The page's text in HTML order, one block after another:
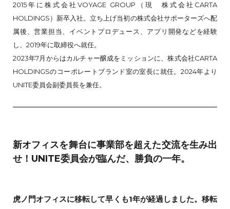
2015年に株式会社VOYAGE GROUP（現 株式会社CARTA
HOLDINGS）新卒入社。立ち上げ当初の株式会社サポーターズへ配
属後、営業担当、イベントプロデュース、アプリ開発などを経験
し、2019年に取締役へ就任。
2023年7月からはカルチャー醸成をミッションに、株式会社CARTA
HOLDINGSのコーポレートブランド室の室長に就任。2024年より
UNITE委員会副委員長を兼任。
新オフィスを舞台に事業部を超えた交流を生み出
せ！UNITE委員会が臨んだ、勝負の一年。
虎ノ門オフィスに移転して早くも1年が経過しました。移転